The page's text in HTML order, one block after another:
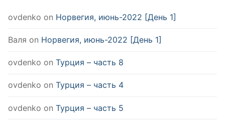
ovdenko on Норвегия, июнь-2022 [День 1]
Валя on Норвегия, июнь-2022 [День 1]
ovdenko on Турция – часть 8
ovdenko on Турция – часть 4
ovdenko on Турция – часть 5